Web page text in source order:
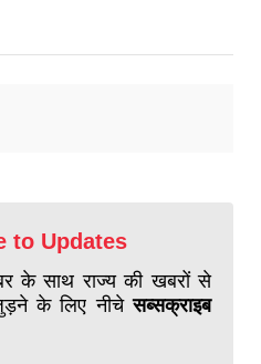
to Updates
के साथ राज्य की खबरों से
के लिए नीचेसब्सक्राइब